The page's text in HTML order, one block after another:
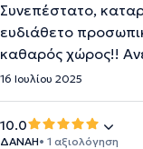
Συνεπέστατο,
ευδιάθετο
καθαρός χώρος!!
16 Ιουλίου 2025
10.0
ΔΑΝΑΗ• 1 αξιολόγηση